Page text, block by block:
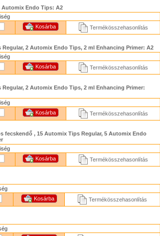
Automix Endo Tips: A2
Termékösszehasonlítás
2 Automix Endo Tips, 2 ml Enhancing Primer: A2
Termékösszehasonlítás
2 Automix Endo Tips, 2 ml Enhancing Primer:
Termékösszehasonlítás
fecskendő , 15 Automix Tips Regular, 5 Automix Endo
Termékösszehasonlítás
Termékösszehasonlítás